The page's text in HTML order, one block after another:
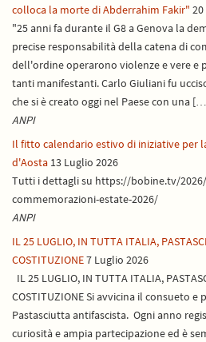
colloca la morte di Abderrahim Fakir"
"25 anni fa durante il G8 a Genova la
precise responsabilità della catena di
dell'ordine operarono violenze e vere
tanti manifestanti. Carlo Giuliani fu
che si è creato oggi nel Paese con una
ANPI
Il fitto calendario estivo di iniziative per
d'Aosta 13 Luglio 2026
Tutti i dettagli su https://bobine.tv/
commemorazioni-estate-2026/
ANPI
IL 25 LUGLIO, IN TUTTA ITALIA,
COSTITUZIONE7 Luglio 2026
IL 25 LUGLIO, IN TUTTA ITALIA,
COSTITUZIONE Si avvicina il consueto
Pastasciutta antifascista. Ogni anno
curiosità e ampia partecipazione ed è